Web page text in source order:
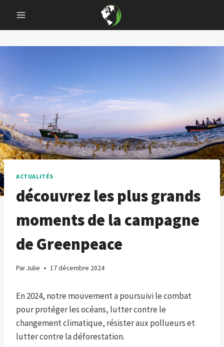
content
ACTUALITÉS
découvrez les plus grands
moments de la campagne
de Greenpeace
ParJulie 17 décembre 2024
En 2024, notre mouvement a poursuivi le combat
pour protéger les océans, lutter contre le
changement climatique, résister aux pollueurs et
lutter contre la déforestation.